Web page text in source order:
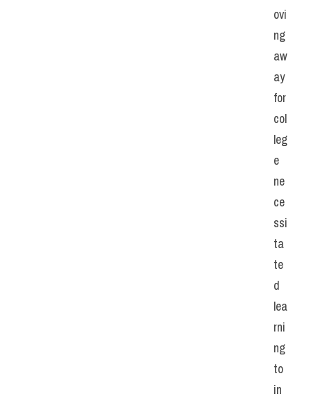
ovi
ng
aw
ay
for
col
leg
e
ne
ce
ssi
ta
te
d
lea
rni
ng
to
in